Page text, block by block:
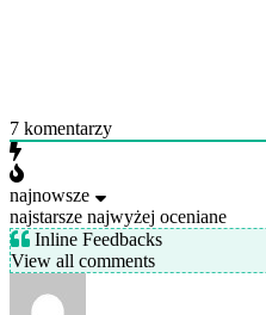
7 komentarzy
najnowsze
najstarsze najwyżej oceniane
Inline Feedbacks
View all comments